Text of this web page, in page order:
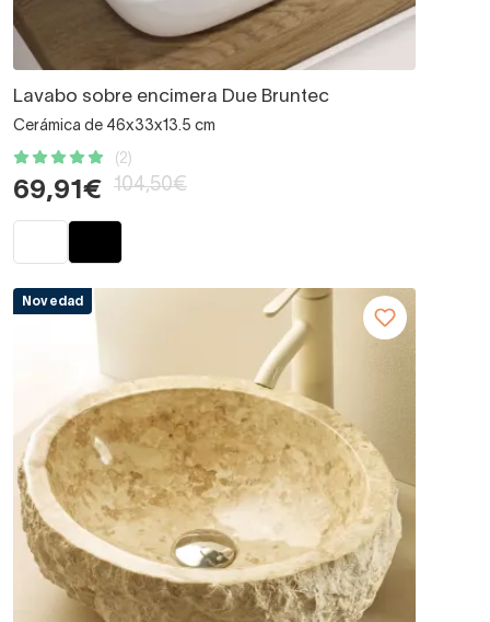
Lavabo sobre encimera Due Bruntec
Cerámica de 46x33x13.5 cm
(2)
69,91€ 104,50€
Novedad